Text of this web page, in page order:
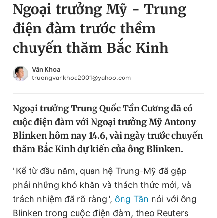
Chuyên mục
Chuyên mục khác
Chào ngày mới
Video Magazine
Sản phẩm khác
Tiện ích Bạn cần biết
Thông tin tòa soạn Liên hệ quảng cáo
Đổi mật khẩu
Tin đã lưu
Tin đã xem
Đăng xuất
Ngoại trưởng Mỹ - Trung
điện đàm trước thềm
chuyến thăm Bắc Kinh
Văn Khoa
truongvankhoa2001@yahoo.com
Ngoại trưởng Trung Quốc Tần Cương đã có
cuộc điện đàm với Ngoại trưởng Mỹ Antony
Blinken hôm nay 14.6, vài ngày trước chuyến
thăm Bắc Kinh dự kiến của ông Blinken.
"Kể từ đầu năm, quan hệ Trung-Mỹ đã gặp
phải những khó khăn và thách thức mới, và
trách nhiệm đã rõ ràng", ông Tần nói với ông
Blinken trong cuộc điện đàm, theo Reuters